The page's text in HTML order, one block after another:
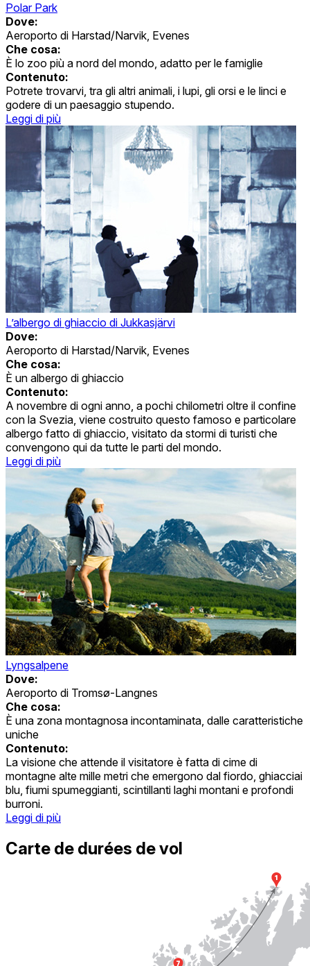
Polar Park
Dove:
Aeroporto di Harstad/Narvik, Evenes
Che cosa:
È lo zoo più a nord del mondo, adatto per le famiglie
Contenuto:
Potrete trovarvi, tra gli altri animali, i lupi, gli orsi e le linci e
godere di un paesaggio stupendo.
Leggi di più
L’albergo di ghiaccio di Jukkasjärvi
Dove:
Aeroporto di Harstad/Narvik, Evenes
Che cosa:
È un albergo di ghiaccio
Contenuto:
A novembre di ogni anno, a pochi chilometri oltre il confine
con la Svezia, viene costruito questo famoso e particolare
albergo fatto di ghiaccio, visitato da stormi di turisti che
convengono qui da tutte le parti del mondo.
Leggi di più
Lyngsalpene
Dove:
Aeroporto di Tromsø-Langnes
Che cosa:
È una zona montagnosa incontaminata, dalle caratteristiche
uniche
Contenuto:
La visione che attende il visitatore è fatta di cime di
montagne alte mille metri che emergono dal fiordo, ghiacciai
blu, fiumi spumeggianti, scintillanti laghi montani e profondi
burroni.
Leggi di più
Carte de durées de vol